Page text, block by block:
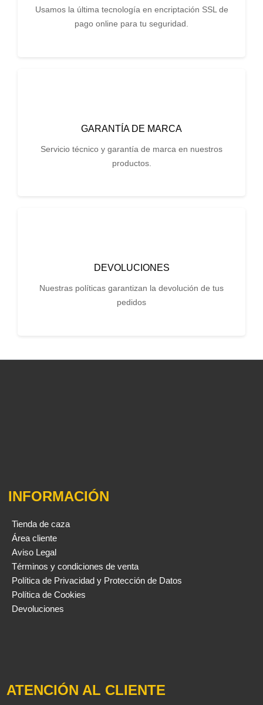
Usamos la última tecnología en encriptación SSL de
pago online para tu seguridad.
GARANTÍA DE MARCA
Servicio técnico y garantía de marca en nuestros
productos.
DEVOLUCIONES
Nuestras políticas garantizan la devolución de tus
pedidos
INFORMACIÓN
Tienda de caza
Área cliente
Aviso Legal
Términos y condiciones de venta
Política de Privacidad y Protección de Datos
Política de Cookies
Devoluciones
ATENCIÓN AL CLIENTE